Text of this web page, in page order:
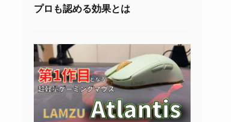
プロも認める効果とは